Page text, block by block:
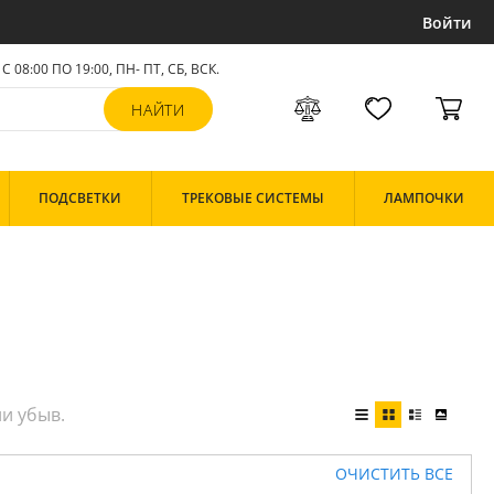
Войти
С 08:00 ПО 19:00, ПН- ПТ, СБ, ВСК.
ПОДСВЕТКИ ТРЕКОВЫЕ СИСТЕМЫ ЛАМПОЧКИ
ОЧИСТИТЬ ВСЕ